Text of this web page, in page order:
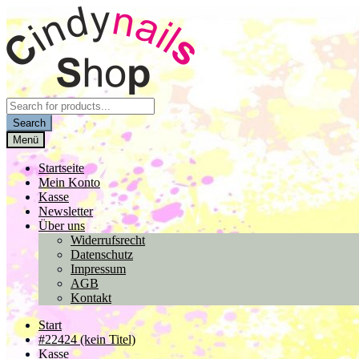
Navigation
springen
Inhalt
springen
Products
search
Search
Menü
Startseite
Mein Konto
Kasse
Newsletter
Über uns
Widerrufsrecht
Datenschutz
Impressum
AGB
Kontakt
Start
#22424 (kein Titel)
Kasse